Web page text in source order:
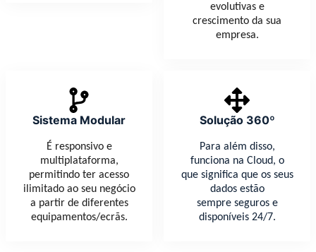
evolutivas e
crescimento da sua
empresa.
Sistema Modular
É responsivo e
multiplataforma,
permitindo ter acesso
ilimitado ao seu negócio
a partir de diferentes
equipamentos/ecrãs.
Solução 360º
Para além disso,
funciona na Cloud, o
que significa que os seus
dados estão
sempre seguros e
disponíveis 24/7.